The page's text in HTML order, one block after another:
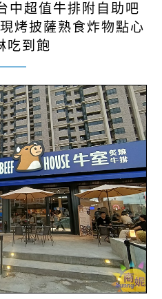
中超值牛排附自助吧
烤披薩熟食炸物點心
吃到飽